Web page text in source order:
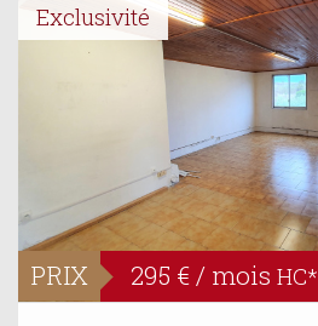
Exclusivité
PRIX 295 € / moisHC*